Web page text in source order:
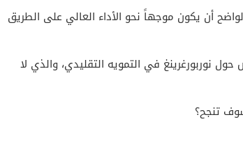
أن يكون موجهاً نحو الأداء العالي على الطريق
نوربورغرينغ في التمويه التقليدي، والذي لا
تنجح؟